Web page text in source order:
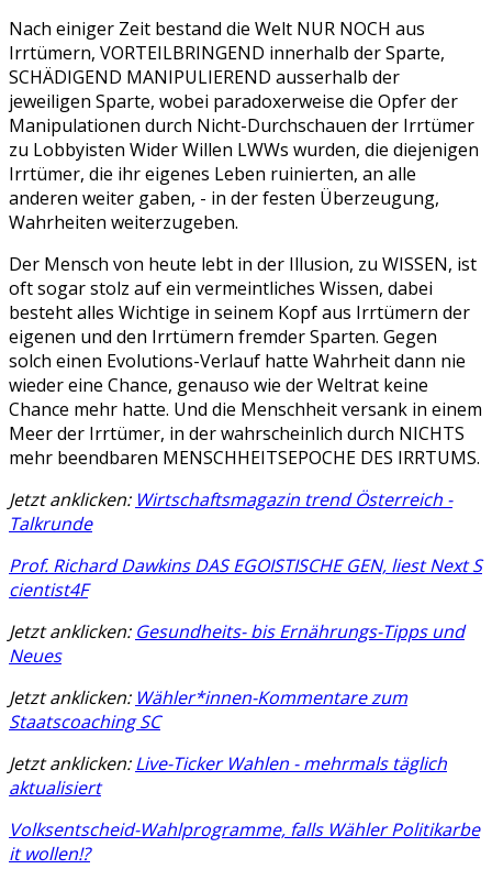
Nach einiger Zeit bestand die Welt NUR NOCH aus
Irrtümern, VORTEILBRINGEND innerhalb der Sparte,
SCHÄDIGEND MANIPULIEREND ausserhalb der
jeweiligen Sparte, wobei paradoxerweise die Opfer der
Manipulationen durch Nicht-Durchschauen der Irrtümer
zu Lobbyisten Wider Willen LWWs wurden, die diejenigen
Irrtümer, die ihr eigenes Leben ruinierten, an alle
anderen weiter gaben, - in der festen Überzeugung,
Wahrheiten weiterzugeben.
Der Mensch von heute lebt in der Illusion, zu WISSEN, ist
oft sogar stolz auf ein vermeintliches Wissen, dabei
besteht alles Wichtige in seinem Kopf aus Irrtümern der
eigenen und den Irrtümern fremder Sparten. Gegen
solch einen Evolutions-Verlauf hatte Wahrheit dann nie
wieder eine Chance, genauso wie der Weltrat keine
Chance mehr hatte. Und die Menschheit versank in einem
Meer der Irrtümer, in der wahrscheinlich durch NICHTS
mehr beendbaren MENSCHHEITSEPOCHE DES IRRTUMS.
Jetzt anklicken: Wirtschaftsmagazin trendÖsterreich -
Talkrunde
Prof. Richard Dawkins DAS EGOISTISCHE GEN, liest Next S
cientist4F
Jetzt anklicken: Gesundheits- bis Ernährungs-Tipps und
Neues
Jetzt anklicken: Wähler*innen-Kommentare zum
Staatscoaching SC
Jetzt anklicken:Live-Ticker Wahlen - mehrmals täglich
aktualisiert
Volksentscheid-Wahlprogramme, falls Wähler Politikarbe
itwollen!?